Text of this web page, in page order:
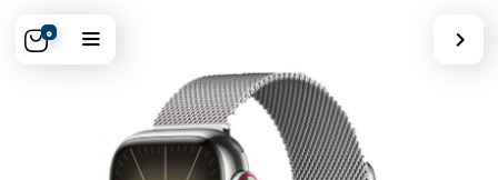
0